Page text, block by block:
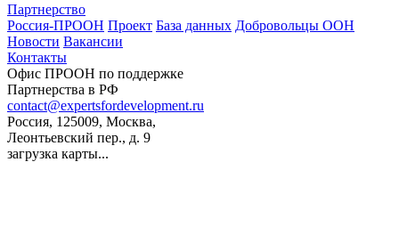
Партнерство
Россия-ПРООН Проект База данных Добровольцы ООН
Новости Вакансии
Контакты
Офис ПРООН по поддержке
Партнерства в РФ
contact@expertsfordevelopment.ru
Россия, 125009, Москва,
Леонтьевский пер., д. 9
загрузка карты...